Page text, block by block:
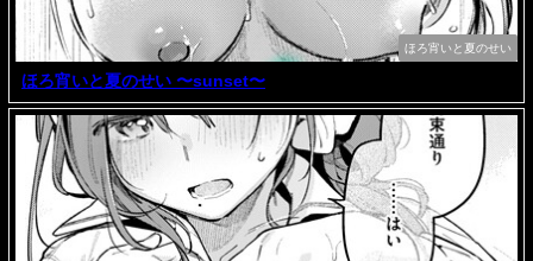
ほろ宵いと夏のせい
ほろ宵いと夏のせい 〜sunset〜